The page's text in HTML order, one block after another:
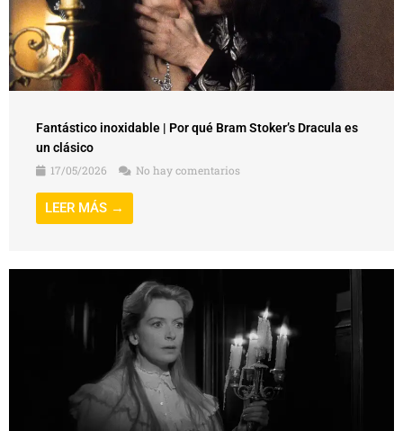
Fantástico inoxidable | Por qué Bram Stoker’s Dracula es
un clásico
17/05/2026
No hay comentarios
LEER MÁS →